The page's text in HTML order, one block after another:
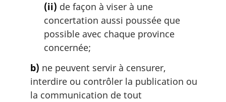
(ii) de façon à viser à une
concertation aussi poussée que
possible avec chaque province
concernée;
b) ne peuvent servir à censurer,
interdire ou contrôler la publication ou
la communication de tout